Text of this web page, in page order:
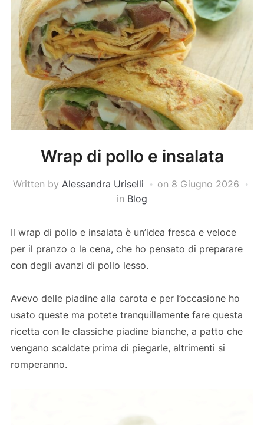
Wrap di pollo e insalata
Written by Alessandra Uriselli on 8 Giugno 2026
in Blog
Il wrap di pollo e insalata è un’idea fresca e veloce
per il pranzo o la cena, che ho pensato di preparare
con degli avanzi di pollo lesso.
Avevo delle piadine alla carota e per l’occasione ho
usato queste ma potete tranquillamente fare questa
ricetta con le classiche piadine bianche, a patto che
vengano scaldate prima di piegarle, altrimenti si
romperanno.